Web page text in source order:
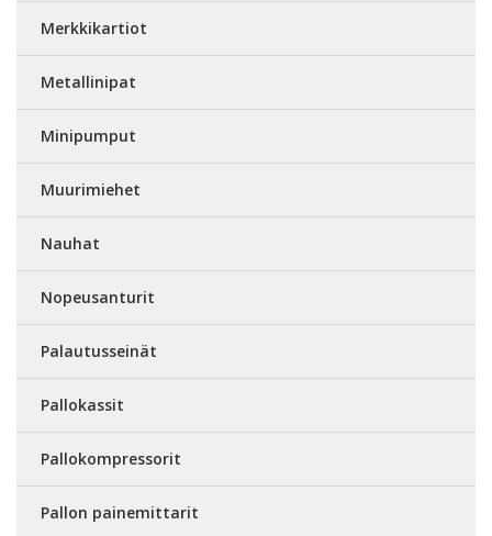
Merkkikartiot
Metallinipat
Minipumput
Muurimiehet
Nauhat
Nopeusanturit
Palautusseinät
Pallokassit
Pallokompressorit
Pallon painemittarit